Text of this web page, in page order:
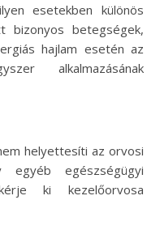
esetekben különös
bizonyos betegségek,
hajlam esetén az
alkalmazásának
helyettesíti az orvosi
egyéb egészségügyi
ki kezelőorvosa